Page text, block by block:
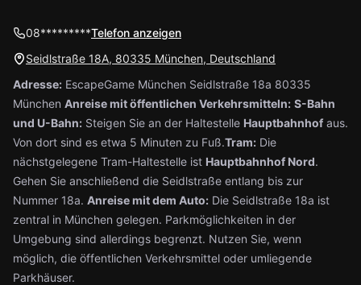
08*********Telefon anzeigen
Seidlstraße 18A, 80335 München, Deutschland
Adresse: EscapeGame München Seidlstraße 18a 80335
München Anreise mit öffentlichen Verkehrsmitteln: S-Bahn
und U-Bahn: Steigen Sie an der Haltestelle Hauptbahnhof aus.
Von dort sind es etwa 5 Minuten zu Fuß.Tram: Die
nächstgelegene Tram-Haltestelle ist Hauptbahnhof Nord.
Gehen Sie anschließend die Seidlstraße entlang bis zur
Nummer 18a. Anreise mit dem Auto: Die Seidlstraße 18a ist
zentral in München gelegen. Parkmöglichkeiten in der
Umgebung sind allerdings begrenzt. Nutzen Sie, wenn
möglich, die öffentlichen Verkehrsmittel oder umliegende
Parkhäuser.